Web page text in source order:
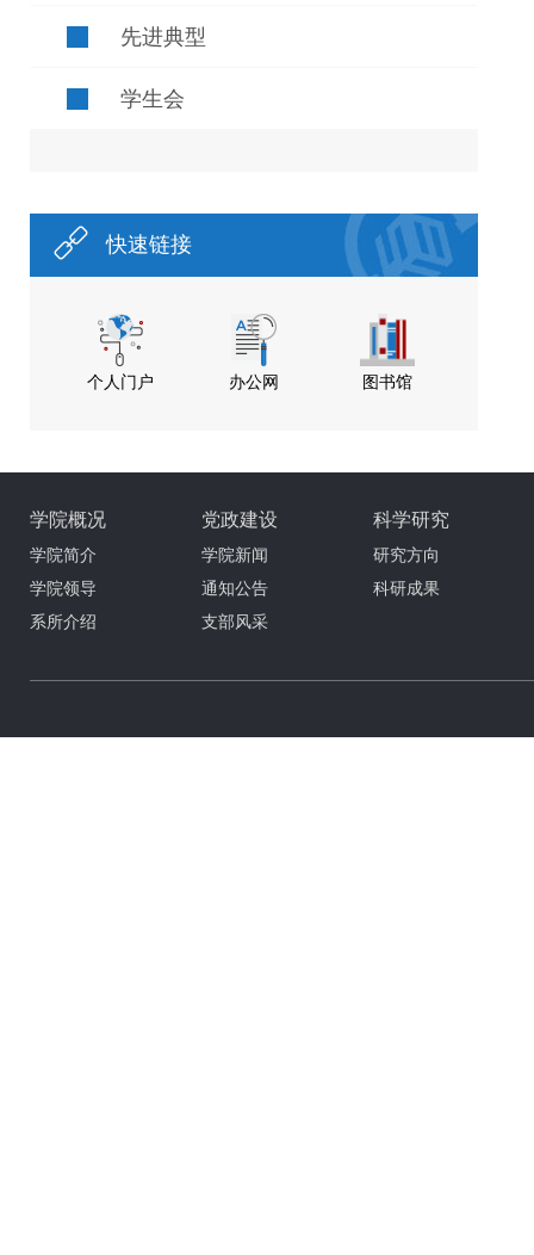
先进典型
学生会
快速链接
个人门户 办公网 图书馆
学院概况
学院简介
学院领导
系所介绍
党政建设
学院新闻
通知公告
支部风采
科学研究
研究方向
科研成果